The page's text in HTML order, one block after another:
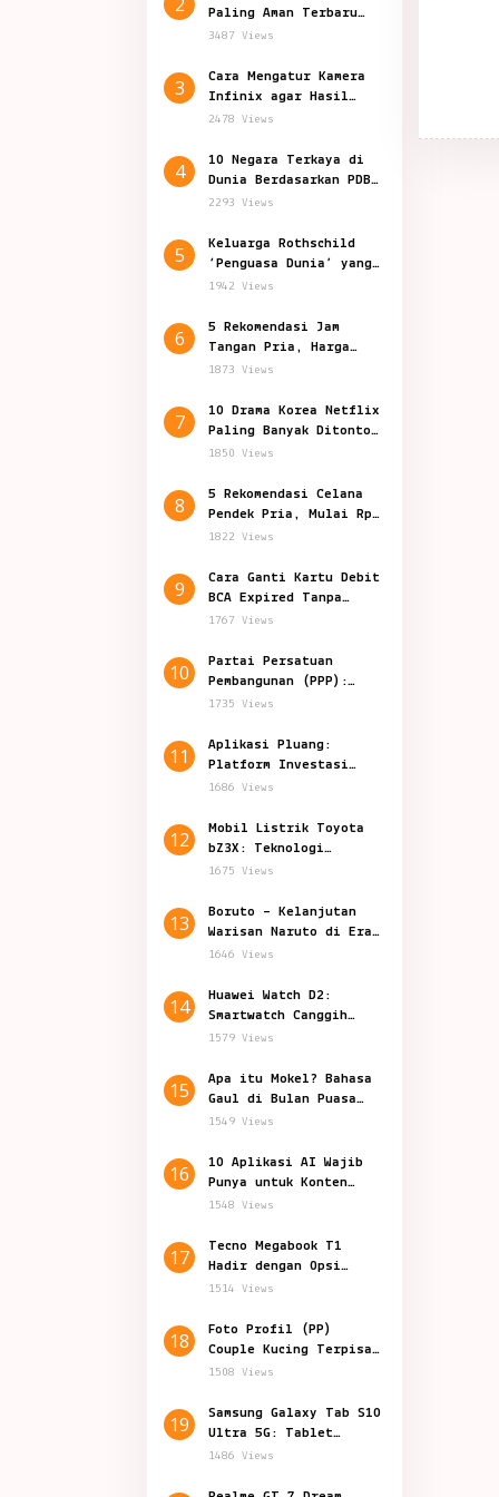
Paling Aman Terbaru
2024, Indonesia Nomor?
3487 Views
3
Cara Mengatur Kamera
Infinix agar Hasil
Foto Jernih dan Bagus
2478 Views
4
10 Negara Terkaya di
Dunia Berdasarkan PDB
Per Kapita
2293 Views
5
Keluarga Rothschild
‘Penguasa Dunia’ yang
Penuh Teori Konspirasi
1942 Views
6
5 Rekomendasi Jam
Tangan Pria, Harga
Mulai Rp 129.000
1873 Views
7
10 Drama Korea Netflix
Paling Banyak Ditonton
Sepanjang 2024
1850 Views
8
5 Rekomendasi Celana
Pendek Pria, Mulai Rp
50.000-an
1822 Views
9
Cara Ganti Kartu Debit
BCA Expired Tanpa
Harus Datang ke Bank
1767 Views
10
Partai Persatuan
Pembangunan (PPP):
Politik Indonesia
1735 Views
11
Aplikasi Pluang:
Platform Investasi
Inovatif di Indonesia
1686 Views
12
Mobil Listrik Toyota
bZ3X: Teknologi
Canggih Harga 200
1675 Views
13
Boruto – Kelanjutan
Warisan Naruto di Era
Shinobi Modern
1646 Views
14
Huawei Watch D2:
Smartwatch Canggih
Teknologi Kesehatan
1579 Views
15
Apa itu Mokel? Bahasa
Gaul di Bulan Puasa
yang Viral
1549 Views
16
10 Aplikasi AI Wajib
Punya untuk Konten
Marketing
1548 Views
17
Tecno Megabook T1
Hadir dengan Opsi
Prosesor Baru
1514 Views
18
Foto Profil (PP)
Couple Kucing Terpisah
Lucu Aesthetic
1508 Views
19
Samsung Galaxy Tab S10
Ultra 5G: Tablet
Canggih Fitur Terbaru
1486 Views